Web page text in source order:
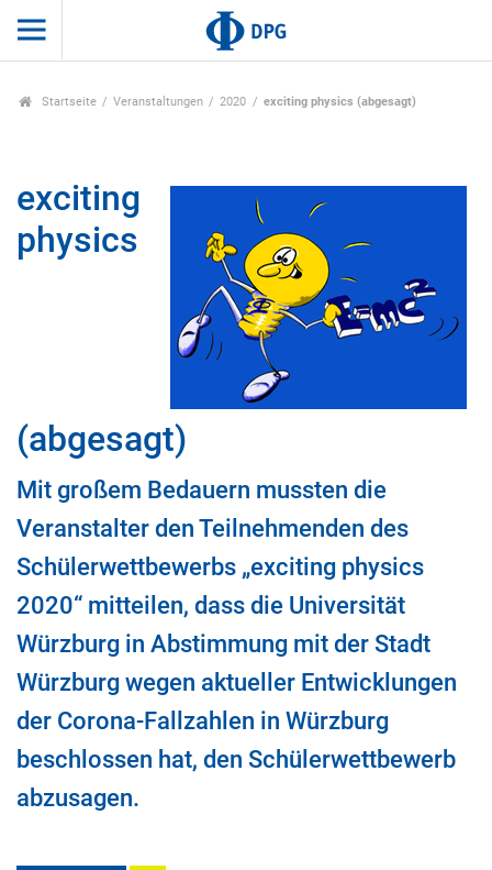
Startseite Veranstaltungen 2020 exciting physics (abgesagt)
exciting
physics
(abgesagt)
Mit großem Bedauern mussten die
Veranstalter den Teilnehmenden des
Schülerwettbewerbs „exciting physics
2020“ mitteilen, dass die Universität
Würzburg in Abstimmung mit der Stadt
Würzburg wegen aktueller Entwicklungen
der Corona-Fallzahlen in Würzburg
beschlossen hat, den Schülerwettbewerb
abzusagen.